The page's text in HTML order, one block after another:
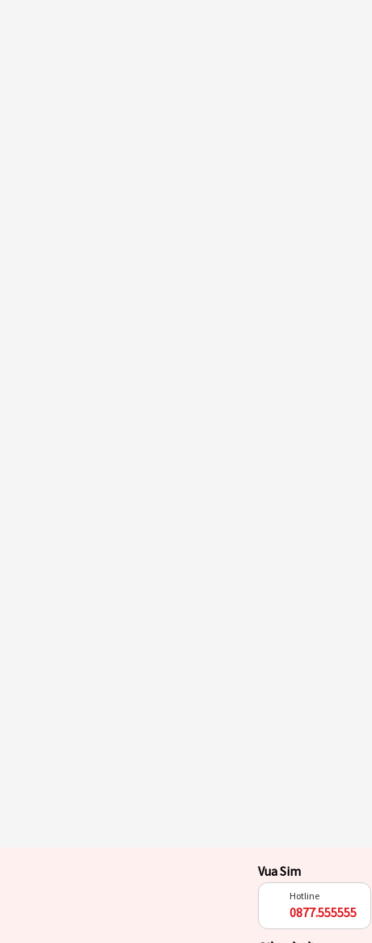
Vua Sim
Hotline
0877.555555